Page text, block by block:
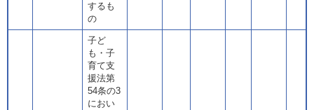
するも
の
子ど
も・子
育て支
援法第
54条の3
におい